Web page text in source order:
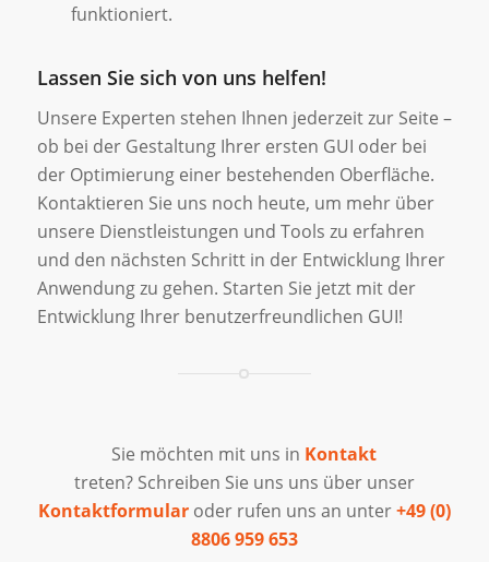
funktioniert.
Lassen Sie sich von uns helfen!
Unsere Experten stehen Ihnen jederzeit zur Seite –
ob bei der Gestaltung Ihrer ersten GUI oder bei
der Optimierung einer bestehenden Oberfläche.
Kontaktieren Sie uns noch heute, um mehr über
unsere Dienstleistungen und Tools zu erfahren
und den nächsten Schritt in der Entwicklung Ihrer
Anwendung zu gehen. Starten Sie jetzt mit der
Entwicklung Ihrer benutzerfreundlichen GUI!
Sie möchten mit uns in Kontakt
treten? Schreiben Sie uns uns über unser
Kontaktformular oder rufen uns an unter+49 (0)
8806 959 653